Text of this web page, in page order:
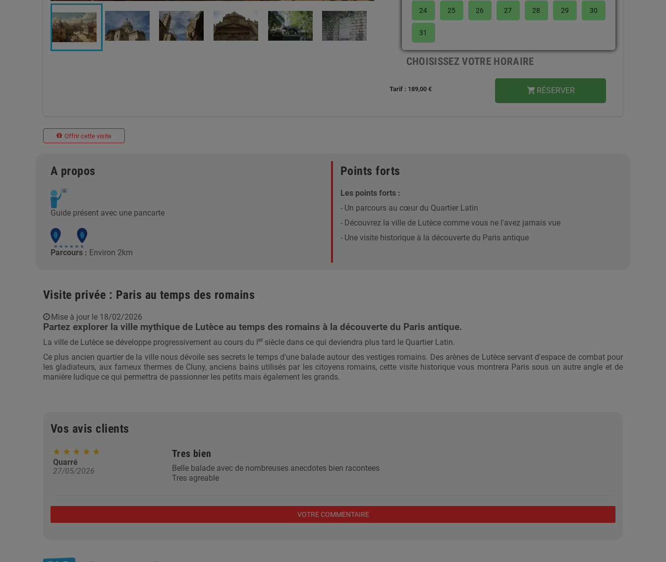
24 25 26 27 28 29 30
31
CHOISISSEZ VOTRE HORAIRE
Tarif : 189,00 € shopping_cart RÉSERVER
Offrir cette visite
A propos
Guide présent avec une pancarte
Parcours : Environ 2km
Points forts
Les points forts :
- Un parcours au cœur du Quartier Latin
- Découvrez la ville de Lutèce comme vous ne l'avez jamais vue
- Une visite historique à la découverte du Paris antique
Visite privée : Paris au temps des romains
Mise à jour le 18/02/2026
Partez explorer la ville mythique de Lutèce au temps des romains à la découverte du Paris antique.
La ville de Lutèce se développe progressivement au cours du I er siècle dans ce qui deviendra plus tard le Quartier Latin.
Ce plus ancien quartier de la ville nous dévoile ses secrets le temps d'une balade autour des vestiges romains. Des arènes de Lutèce servant d'espace de combat pour
les gladiateurs, aux fameux thermes de Cluny, anciens bains utilisés par les citoyens romains, cette visite historique vous montrera Paris sous un autre angle et de
manière ludique ce qui permettra de passionner les petits mais également les grands.
Vos avis clients
Quarré
27/05/2026
Tres bien
Belle balade avec de nombreuses anecdotes bien racontees
Tres agreable
VOTRE COMMENTAIRE